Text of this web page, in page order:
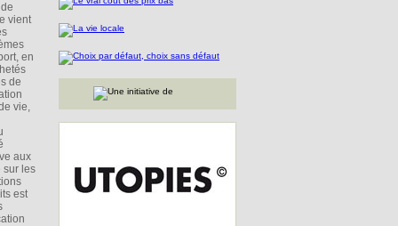
vient
en
de
vie,
aux
sur les
est